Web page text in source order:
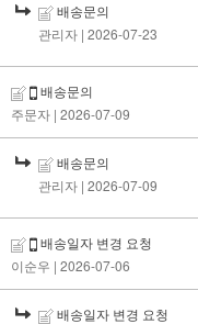
배송문의
관리자 | 2026-07-23
배송문의
주문자 | 2026-07-09
배송문의
관리자 | 2026-07-09
배송일자 변경 요청
이순우 | 2026-07-06
배송일자 변경 요청